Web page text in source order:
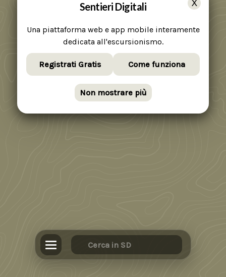
Sentieri Digitali
Una piattaforma web e app mobile interamente
dedicata all'escursionismo.
Registrati Gratis Come funziona
Non mostrare più